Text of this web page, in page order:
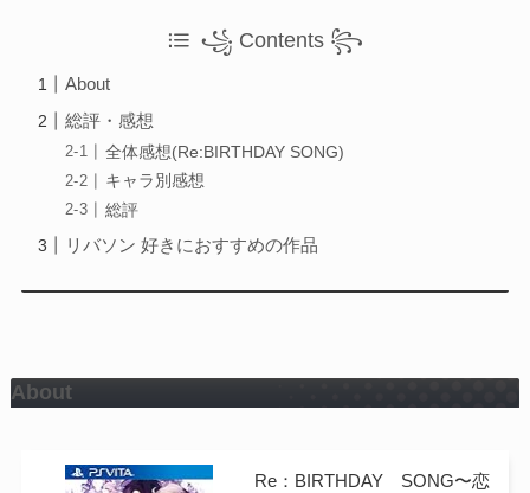
꧁ Contents ꧂
About
総評・感想
全体感想(Re:BIRTHDAY SONG)
キャラ別感想
総評
リバソン 好きにおすすめの作品
About
Re：BIRTHDAY SONG〜恋